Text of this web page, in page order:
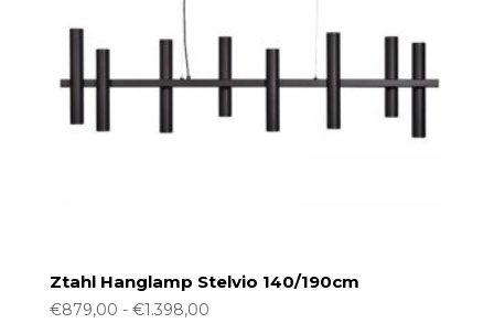
Ztahl Hanglamp Stelvio 140/190cm
€879,00 - €1.398,00Prijsklasse: